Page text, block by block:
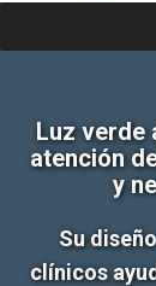
Luz verde
atención
y
Su
clínicos